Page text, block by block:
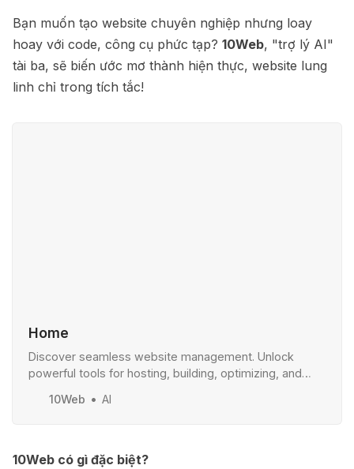
Bạn muốn tạo website chuyên nghiệp nhưng loay
hoay với code, công cụ phức tạp? 10Web, "trợ lý AI"
tài ba, sẽ biến ước mơ thành hiện thực, website lung
linh chỉ trong tích tắc!
Home
Discover seamless website management. Unlock
powerful tools for hosting, building, optimizing, and
10Web.
10Web AI
10Web có gì đặc biệt?